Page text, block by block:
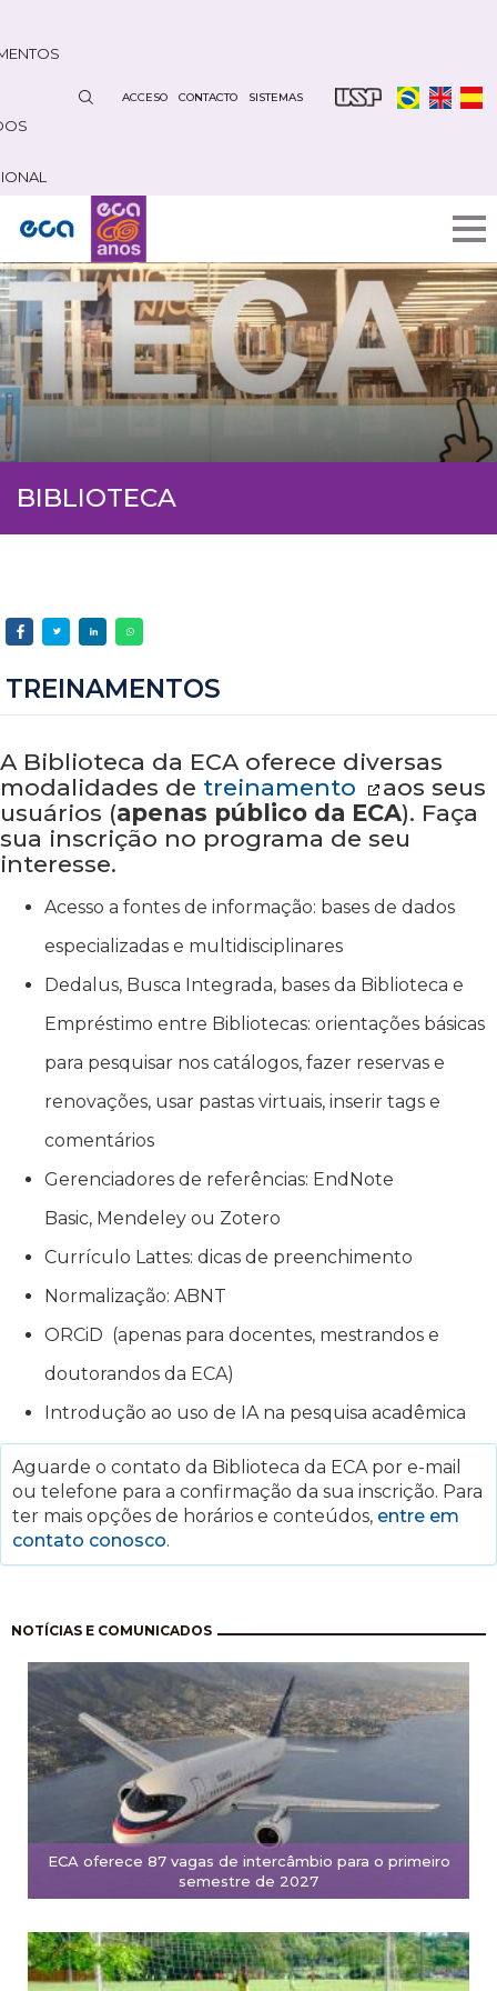
contenido
ACCESO CONTACTO SISTEMAS
BIBLIOTECA
TREINAMENTOS
A Biblioteca da ECA oferece diversas
modalidades de treinamento
aos seus
usuários (apenas público da ECA). Faça
sua inscrição no programa de seu
interesse.
Acesso a fontes de informação: bases de dados
especializadas e multidisciplinares
Dedalus, Busca Integrada, bases da Biblioteca e
Empréstimo entre Bibliotecas: orientações básicas
para pesquisar nos catálogos, fazer reservas e
renovações, usar pastas virtuais, inserir tags e
comentários
Gerenciadores de referências: EndNote
Basic, Mendeley ou Zotero
Currículo Lattes: dicas de preenchimento
Normalização: ABNT
ORCiD (apenas para docentes, mestrandos e
doutorandos da ECA)
Introdução ao uso de IA na pesquisa acadêmica
Aguarde o contato da Biblioteca da ECA por e-mail
ou telefone para a confirmação da sua inscrição. Para
ter mais opções de horários e conteúdos, entre em
contato conosco.
NOTÍCIAS E COMUNICADOS
ECA oferece 87 vagas de intercâmbio para o primeiro
semestre de 2027
Paginación